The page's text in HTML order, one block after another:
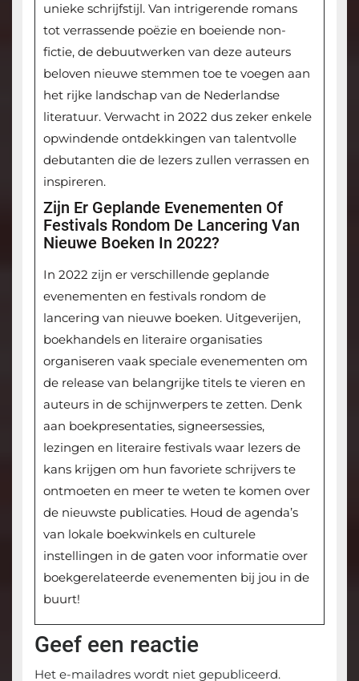
unieke schrijfstijl. Van intrigerende romans
tot verrassende poëzie en boeiende non-
fictie, de debuutwerken van deze auteurs
beloven nieuwe stemmen toe te voegen aan
het rijke landschap van de Nederlandse
literatuur. Verwacht in 2022 dus zeker enkele
opwindende ontdekkingen van talentvolle
debutanten die de lezers zullen verrassen en
inspireren.
Zijn Er Geplande Evenementen Of
Festivals Rondom De Lancering Van
Nieuwe Boeken In 2022?
In 2022 zijn er verschillende geplande
evenementen en festivals rondom de
lancering van nieuwe boeken. Uitgeverijen,
boekhandels en literaire organisaties
organiseren vaak speciale evenementen om
de release van belangrijke titels te vieren en
auteurs in de schijnwerpers te zetten. Denk
aan boekpresentaties, signeersessies,
lezingen en literaire festivals waar lezers de
kans krijgen om hun favoriete schrijvers te
ontmoeten en meer te weten te komen over
de nieuwste publicaties. Houd de agenda’s
van lokale boekwinkels en culturele
instellingen in de gaten voor informatie over
boekgerelateerde evenementen bij jou in de
buurt!
Geef een reactie
Het e-mailadres wordt niet gepubliceerd.